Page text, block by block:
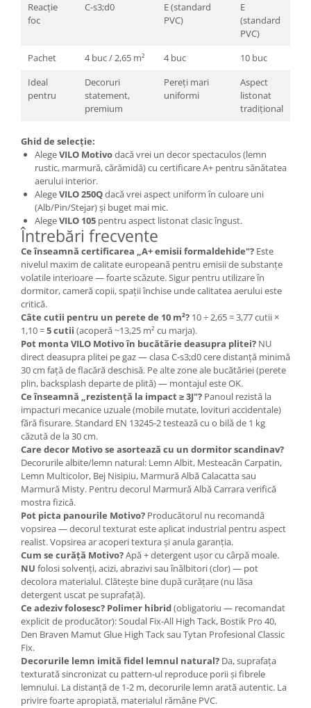
Reacție
foc
C-s3;d0
E (standard
PVC)
E
(standard
PVC)
Pachet
4 buc / 2,65 m² 4 buc
10 buc
Ideal
pentru
Decoruri
statement,
premium
Pereți mari
uniformi
Aspect
listonat
tradițional
Ghid de selecție:
AlegeVILO Motivodacă vrei un decor spectaculos (lemn
rustic, marmură, cărămidă) cu certificare A+ pentru sănătatea
aerului interior.
AlegeVILO 250Qdacă vrei aspect uniform în culoare uni
(Alb/Pin/Stejar) și buget mai mic.
AlegeVILO 105 pentru aspect listonat clasic îngust.
Întrebări frecvente
Ce înseamnă certificarea „A+ emisii formaldehide"? Este
nivelul maxim de calitate europeană pentru emisii de substanțe
volatile interioare — foarte scăzute. Sigur pentru utilizare în
dormitor, cameră copii, spații închise unde calitatea aerului este
critică.
Câte cutii pentru un perete de 10 m²? 10 ÷ 2,65 = 3,77 cutii ×
1,10 =5 cutii (acoperă ~13,25 m² cu marja).
Pot monta VILO Motivo în bucătărie deasupra plitei? NU
direct deasupra plitei pe gaz — clasa C-s3;d0 cere distanță minimă
30 cm față de flacără deschisă. Pe alte zone ale bucătăriei (perete
plin, backsplash departe de plită) — montajul este OK.
Ce înseamnă „rezistență la impact ≥ 3J"? Panoul rezistă la
impacturi mecanice uzuale (mobile mutate, lovituri accidentale)
fără fisurare. Standard EN 13245-2 testează cu o bilă de 1 kg
căzută de la 30 cm.
Care decor Motivo se asortează cu un dormitor scandinav?
Decorurile albite/lemn natural: Lemn Albit, Mesteacăn Carpatin,
Lemn Multicolor, Bej Nisipiu, Marmură Albă Calacatta sau
Marmură Misty. Pentru decorul Marmură Albă Carrara verifică
mostra fizică.
Pot picta panourile Motivo? Producătorul nu recomandă
vopsirea — decorul texturat este aplicat industrial pentru aspect
realist. Vopsirea ar acoperi textura și anula garanția.
Cum se curăță Motivo?Apă + detergent ușor cu cârpă moale.
NU folosi solvenți, acizi, abrazivi sau înălbitori (clor) — pot
decolora materialul. Clătește bine după curățare (nu lăsa
detergent uscat pe suprafață).
Ce adeziv folosesc? Polimer hibrid(obligatoriu — recomandat
explicit de producător): Soudal Fix-All High Tack, Bostik Pro 40,
Den Braven Mamut Glue High Tack sau Tytan Profesional Classic
Fix.
Decorurile lemn imită fidel lemnul natural? Da, suprafața
texturată sincronizat cu pattern-ul reproduce porii și fibrele
lemnului. La distanță de 1-2 m, decorurile lemn arată autentic. La
privire foarte apropiată, materialul rămâne PVC.